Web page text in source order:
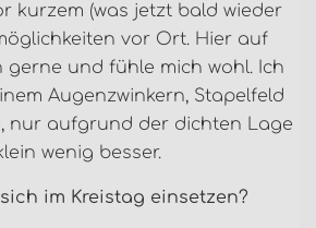
kurzem (was jetzt bald wieder
vor Ort. Hier auf
gerne und fühle mich wohl. Ich
Augenzwinkern, Stapelfeld
nur aufgrund der dichten Lage
wenig besser.
im Kreistag einsetzen?